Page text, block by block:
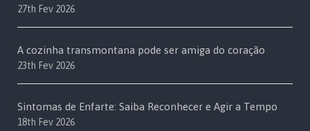
27th Fev 2026
A cozinha transmontana pode ser amiga do coração
23th Fev 2026
Sintomas de Enfarte: Saiba Reconhecer e Agir a Tempo
18th Fev 2026